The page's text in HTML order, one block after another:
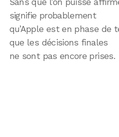
signifie probablement
qu’Apple est en phase de
que les décisions finales
ne sont pas encore prises.